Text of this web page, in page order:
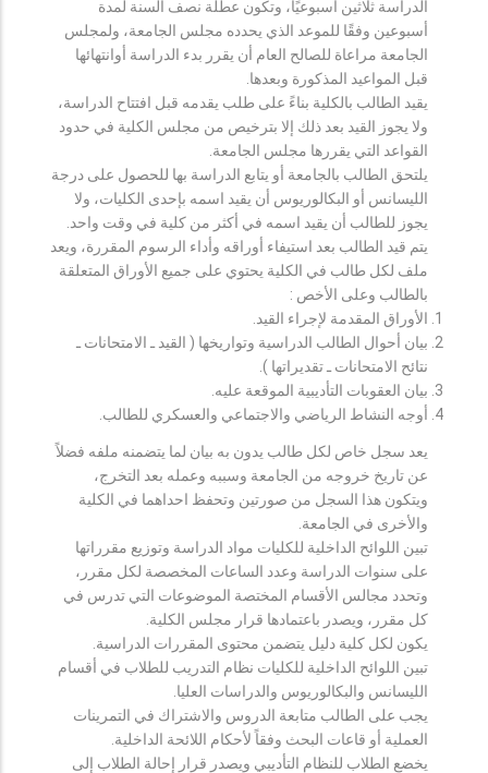
الدراسة ثلاثين أسبوعيًا، وتكون عطلة نصف السنة لمدة
أسبوعين وفقًا للموعد الذي يحدده مجلس الجامعة، ولمجلس
الجامعة مراعاة للصالح العام أن يقرر بدء الدراسة أوانتهائها
قبل المواعيد المذكورة وبعدها.
يقيد الطالب بالكلية بناءً على طلب يقدمه قبل افتتاح الدراسة،
ولا يجوز القيد بعد ذلك إلا بترخيص من مجلس الكلية في حدود
القواعد التي يقررها مجلس الجامعة.
يلتحق الطالب بالجامعة أو يتابع الدراسة بها للحصول على درجة
الليسانس أو البكالوريوس أن يقيد اسمه بإحدى الكليات، ولا
يجوز للطالب أن يقيد اسمه في أكثر من كلية في وقت واحد.
يتم قيد الطالب بعد استيفاء أوراقه وأداء الرسوم المقررة، ويعد
ملف لكل طالب في الكلية يحتوي على جميع الأوراق المتعلقة
بالطالب وعلى الأخص :
الأوراق المقدمة لإجراء القيد.
بيان أحوال الطالب الدراسية وتواريخها ( القيد ـ الامتحانات ـ
نتائح الامتحانات ـ تقديراتها ).
بيان العقوبات التأديبية الموقعة عليه.
أوجه النشاط الرياضي والاجتماعي والعسكري للطالب.
يعد سجل خاص لكل طالب يدون به بيان لما يتضمنه ملفه فضلاً
عن تاريخ خروجه من الجامعة وسببه وعمله بعد التخرج،
ويتكون هذا السجل من صورتين وتحفظ احداهما في الكلية
والأخرى في الجامعة.
تبين اللوائح الداخلية للكليات مواد الدراسة وتوزيع مقرراتها
على سنوات الدراسة وعدد الساعات المخصصة لكل مقرر،
وتحدد مجالس الأقسام المختصة الموضوعات التي تدرس في
كل مقرر، ويصدر باعتمادها قرار مجلس الكلية.
يكون لكل كلية دليل يتضمن محتوى المقررات الدراسية.
تبين اللوائح الداخلية للكليات نظام التدريب للطلاب في أقسام
الليسانس والبكالوريوس والدراسات العليا.
يجب على الطالب متابعة الدروس والاشتراك في التمرينات
العملية أو قاعات البحث وفقاً لأحكام اللائحة الداخلية.
يخضع الطلاب للنظام التأديبي ويصدر قرار إحالة الطلاب إلى